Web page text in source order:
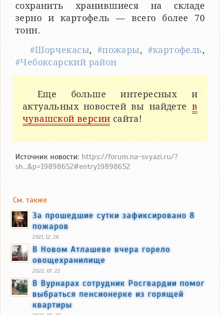
сохранить хранившиеся на складе
зерно и картофель — всего более 70
тонн.
#Шорчекасы, #пожары, #картофель,
#Чебоксарский район
Еще больше интересных и
актуальных новостей вы найдете в
чувашской версии сайта!
Источник новости: https://forum.na-svyazi.ru/?
sh...&p=19898652#entry19898652
См. также
За прошедшие сутки зафиксировано 8
пожаров
2021, 12, 26
В Новом Атлашеве вчера горело
овощехранилище
2022, 07, 22
В Вурнарах сотрудник Росгвардии помог
выбраться пенсионерке из горящей
квартиры